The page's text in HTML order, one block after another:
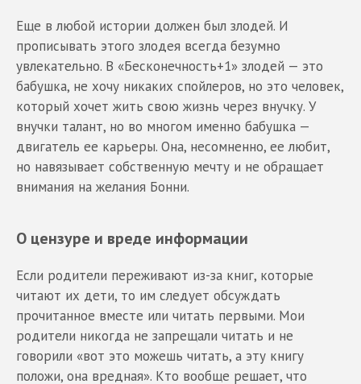
Еще в любой истории должен был злодей. И
прописывать этого злодея всегда безумно
увлекательно. В «Бесконечность+1» злодей — это
бабушка, не хочу никаких спойлеров, но это человек,
который хочет жить свою жизнь через внучку. У
внучки талант, но во многом именно бабушка —
двигатель ее карьеры. Она, несомненно, ее любит,
но навязывает собственную мечту и не обращает
внимания на желания Бонни.
О цензуре и вреде информации
Если родители переживают из-за книг, которые
читают их дети, то им следует обсуждать
прочитанное вместе или читать первыми. Мои
родители никогда не запрещали читать и не
говорили «вот это можешь читать, а эту книгу
положи, она вредная». Кто вообще решает, что